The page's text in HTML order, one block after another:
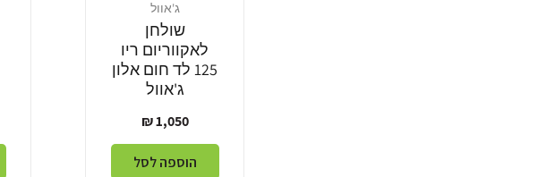
ג'אוול
שולחן
לאקווריום ריו
125 לד חום אלון
ג'אוול
מחיר
רגיל
1,050 ₪
הוספה לסל